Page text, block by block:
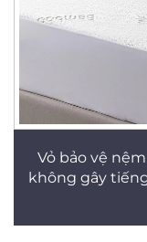
Vỏ bảo vệ
không gây